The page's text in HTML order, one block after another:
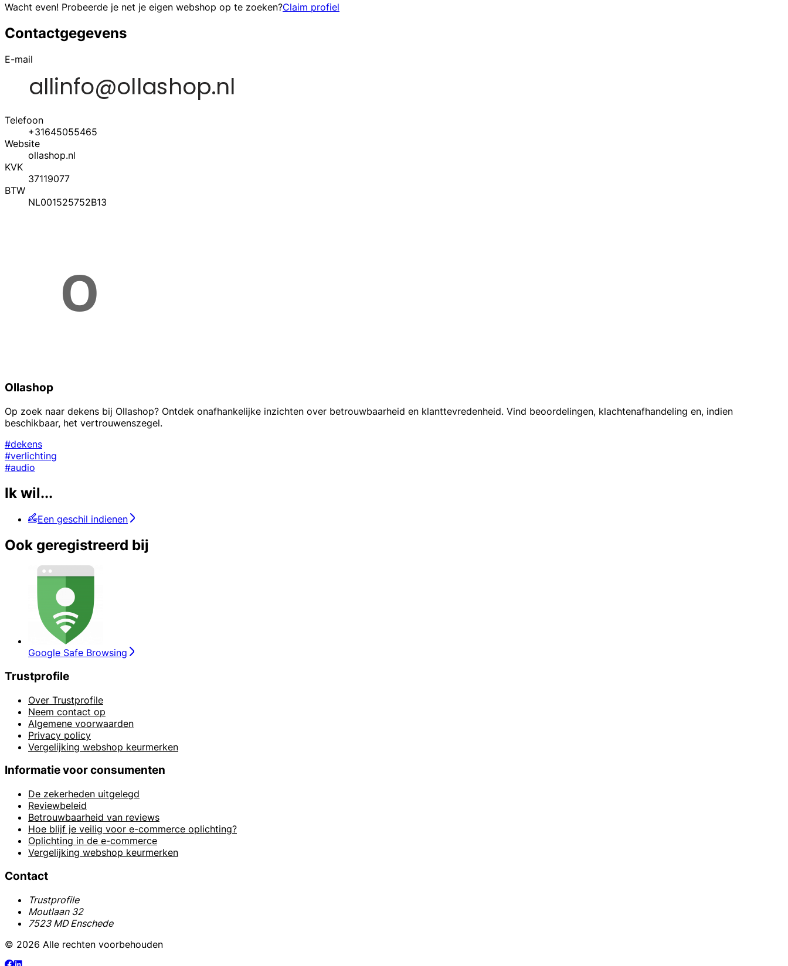
Wacht even! Probeerde je net je eigen webshop op te zoeken?Claim profiel
Contactgegevens
E-mail
Telefoon
+31645055465
Website
ollashop.nl
KVK
37119077
BTW
NL001525752B13
Ollashop
Op zoek naar dekens bij Ollashop? Ontdek onafhankelijke inzichten over betrouwbaarheid en klanttevredenheid. Vind beoordelingen, klachtenafhandeling en, indien
beschikbaar, het vertrouwenszegel.
#dekens
#verlichting
#audio
Ik wil...
Een geschil indienen
Ook geregistreerd bij
Google Safe Browsing
Trustprofile
Over Trustprofile
Neem contact op
Algemene voorwaarden
Privacy policy
Vergelijking webshop keurmerken
Informatie voor consumenten
De zekerheden uitgelegd
Reviewbeleid
Betrouwbaarheid van reviews
Hoe blijf je veilig voor e-commerce oplichting?
Oplichting in de e-commerce
Vergelijking webshop keurmerken
Contact
Trustprofile
Moutlaan 32
7523 MD Enschede
© 2026 Alle rechten voorbehouden